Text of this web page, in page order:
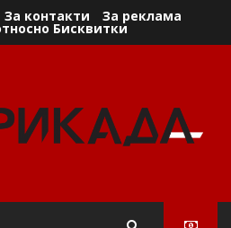
За контакти За реклама
Бисквитки